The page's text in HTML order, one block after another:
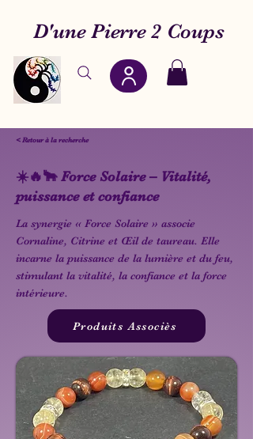
D'une Pierre 2 Coups
< Retour à la recherche
☀️🔥🐂 Force Solaire – Vitalité,
puissance et confiance
La synergie « Force Solaire » associe
Cornaline, Citrine et Œil de taureau. Elle
incarne la puissance de la lumière et du feu,
stimulant la vitalité, la confiance et la force
intérieure.
Produits Associès